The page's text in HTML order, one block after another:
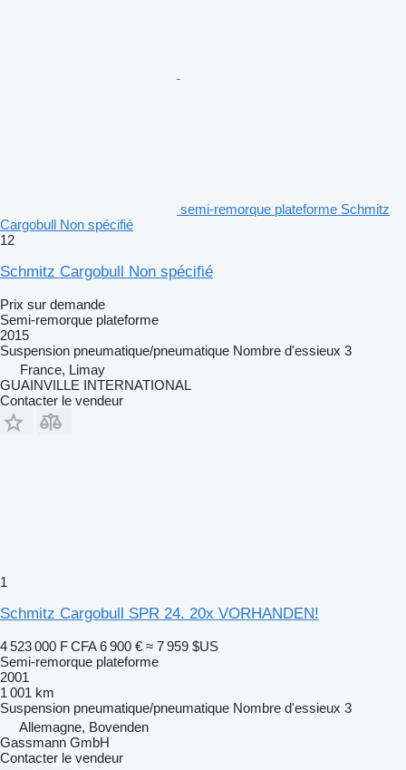
semi-remorque plateforme Schmitz
Cargobull Non spécifié
12
Schmitz Cargobull Non spécifié
Prix sur demande
Semi-remorque plateforme
2015
Suspension pneumatique/pneumatique Nombre d'essieux 3
France, Limay
GUAINVILLE INTERNATIONAL
Contacter le vendeur
1
Schmitz Cargobull SPR 24. 20x VORHANDEN!
4 523 000 F CFA 6 900 € ≈ 7 959 $US
Semi-remorque plateforme
2001
1 001 km
Suspension pneumatique/pneumatique Nombre d'essieux 3
Allemagne, Bovenden
Gassmann GmbH
Contacter le vendeur